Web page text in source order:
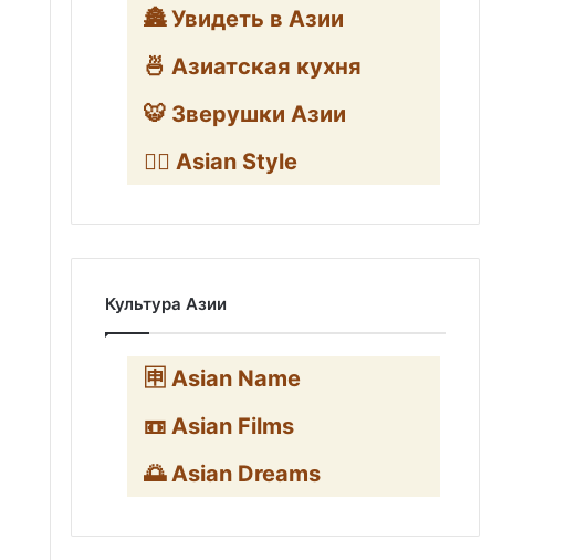
🏯 Увидеть в Азии
🍜 Азиатская кухня
🐯 Зверушки Азии
🧛‍♂️ Asian Style
Культура Азии
🈸 Asian Name
📼 Asian Films
🌅 Asian Dreams